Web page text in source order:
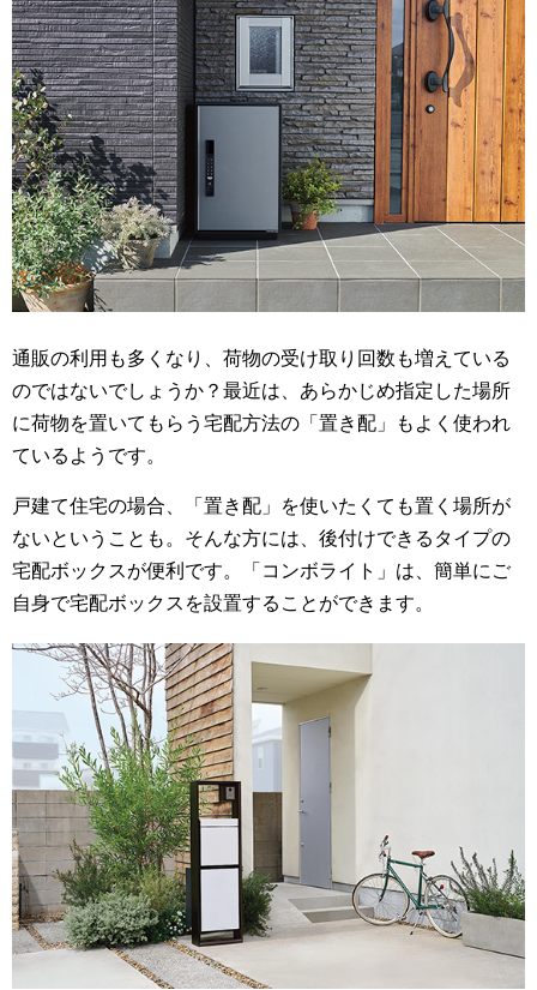
通販の利用も多くなり、荷物の受け取り回数も増えている
のではないでしょうか？最近は、あらかじめ指定した場所
に荷物を置いてもらう宅配方法の「置き配」もよく使われ
ているようです。
戸建て住宅の場合、「置き配」を使いたくても置く場所が
ないということも。そんな方には、後付けできるタイプの
宅配ボックスが便利です。「コンボライト」は、簡単にご
自身で宅配ボックスを設置することができます。